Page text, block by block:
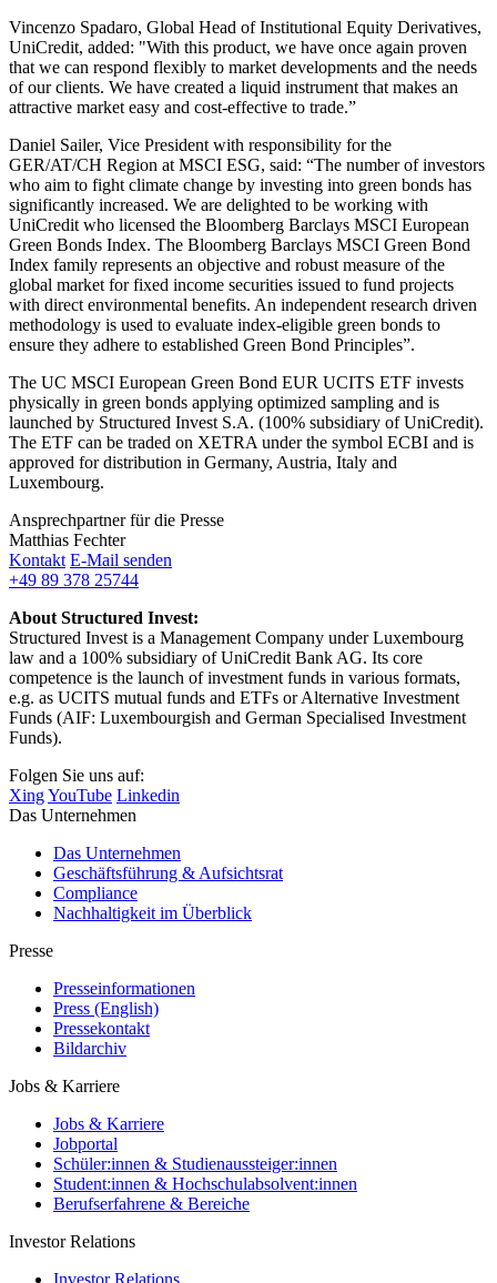
Vincenzo Spadaro, Global Head of Institutional Equity Derivatives,
UniCredit, added: "With this product, we have once again proven
that we can respond flexibly to market developments and the needs
of our clients. We have created a liquid instrument that makes an
attractive market easy and cost-effective to trade.”
Daniel Sailer, Vice President with responsibility for the
GER/AT/CH Region at MSCI ESG, said: “The number of investors
who aim to fight climate change by investing into green bonds has
significantly increased. We are delighted to be working with
UniCredit who licensed the Bloomberg Barclays MSCI European
Green Bonds Index. The Bloomberg Barclays MSCI Green Bond
Index family represents an objective and robust measure of the
global market for fixed income securities issued to fund projects
with direct environmental benefits. An independent research driven
methodology is used to evaluate index-eligible green bonds to
ensure they adhere to established Green Bond Principles”.
The UC MSCI European Green Bond EUR UCITS ETF invests
physically in green bonds applying optimized sampling and is
launched by Structured Invest S.A. (100% subsidiary of UniCredit).
The ETF can be traded on XETRA under the symbol ECBI and is
approved for distribution in Germany, Austria, Italy and
Luxembourg.
Ansprechpartner für die Presse
Matthias Fechter
Kontakt E-Mail senden
+49 89 378 25744
About Structured Invest:
Structured Invest is a Management Company under Luxembourg
law and a 100% subsidiary of UniCredit Bank AG. Its core
competence is the launch of investment funds in various formats,
e.g. as UCITS mutual funds and ETFs or Alternative Investment
Funds (AIF: Luxembourgish and German Specialised Investment
Funds).
Folgen Sie uns auf:
XingYouTube Linkedin
Das Unternehmen
Das Unternehmen
Geschäftsführung & Aufsichtsrat
Compliance
Nachhaltigkeit im Überblick
Presse
Presseinformationen
Press (English)
Pressekontakt
Bildarchiv
Jobs & Karriere
Jobs & Karriere
Jobportal
Schüler:innen & Studienaussteiger:innen
Student:innen & Hochschulabsolvent:innen
Berufserfahrene & Bereiche
Investor Relations
Investor Relations